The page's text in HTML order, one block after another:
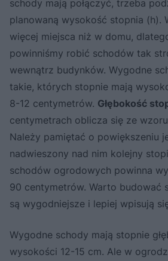
schody mają połączyć, trzeba
planowaną wysokość stopnia (h).
więcej miejsca niż w domu,
powinniśmy robić schodów tak
wewnątrz budynków. Wygodne
takie, których stopnie mają
8-12 centymetrów. Głębokość
centymetrach oblicza się ze
Należy pamiętać o powiększeniu
nadwieszony nad nim kolejny
schodów ogrodowych powinna
90 centymetrów. Warto budować
są wygodniejsze i lepiej wpisują
Wygodne schody mają stopnie
wysokości 12-15 cm. Ale w